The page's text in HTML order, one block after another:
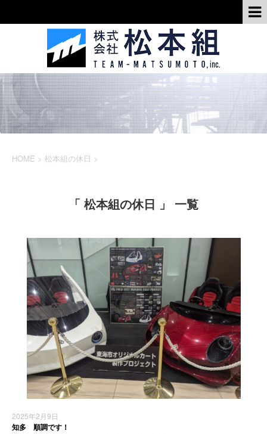
HOME > 松本組の休日 >
「 松本組の休日 」 一覧
2025年2月9日
知多 順調です！